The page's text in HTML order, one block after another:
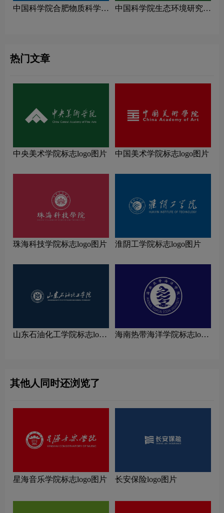
中国科学院合肥物质科学研
中国科学院生态环境研究中
热门文章
中央美术学院标志logo图片 中国美术学院标志logo图片
珠海科技学院标志logo图片 淮阴工学院标志logo图片
山东石油化工学院标志logo
海南热带海洋学院标志logo
其他人同时还浏览了
星海音乐学院标志logo图片 长安保险logo图片